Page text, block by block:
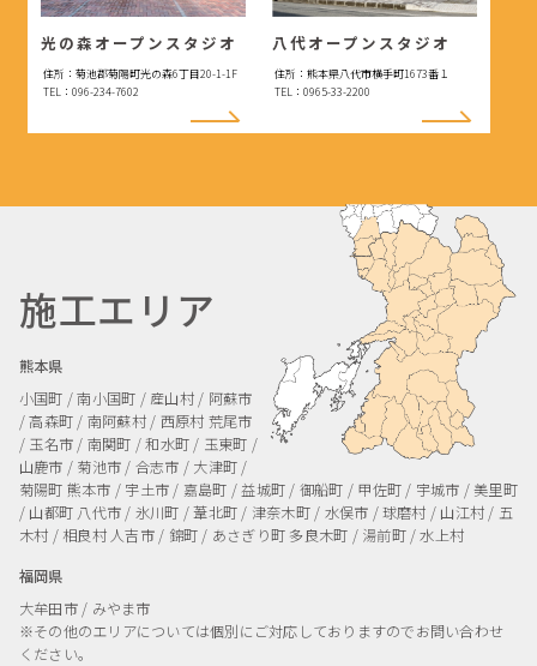
光の森オープンスタジオ
住所：菊池郡菊陽町光の森6丁目20-1-1F
TEL：096-234-7602
八代オープンスタジオ
住所：熊本県八代市横手町1673番１
TEL：0965-33-2200
施工エリア
熊本県
小国町 / 南小国町 / 産山村 / 阿蘇市
/ 高森町 / 南阿蘇村 / 西原村 荒尾市
/ 玉名市 / 南関町 / 和水町 / 玉東町 /
山鹿市 / 菊池市 / 合志市 / 大津町 /
菊陽町 熊本市 / 宇土市 / 嘉島町 / 益城町 / 御船町 / 甲佐町 / 宇城市 / 美里町
/ 山都町 八代市 / 氷川町 / 葦北町 / 津奈木町 / 水俣市 / 球磨村 / 山江村 / 五
木村 / 相良村人吉市 / 錦町 / あさぎり町 多良木町 / 湯前町 / 水上村
福岡県
大牟田市 / みやま市
※その他のエリアについては個別にご対応しておりますのでお問い合わせ
ください。